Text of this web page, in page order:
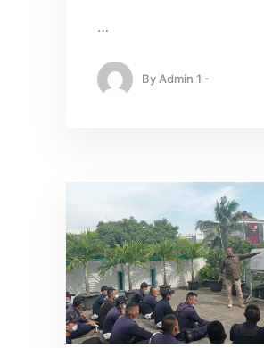
…
ByAdmin 1 -